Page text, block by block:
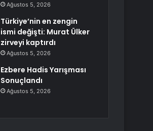
Ağustos 5, 2026
Türkiye’nin en zengin
ismi değişti: Murat Ülker
zirveyi kaptırdı
Ağustos 5, 2026
Ezbere Hadis Yarışması
Sonuçlandı
Ağustos 5, 2026